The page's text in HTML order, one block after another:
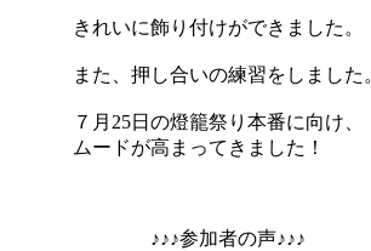
きれいに飾り付けができました。
また、押し合いの練習をしました
７月25日の燈籠祭り本番に向け、
ムードが高まってきました！
♪♪♪参加者の声♪♪♪